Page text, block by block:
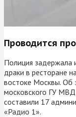
Проводится
Полиция задержала
драки в ресторане
востоке Москвы. Об
московского ГУ
составили 17
«Радио 1».